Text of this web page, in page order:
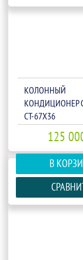
КОЛОННЫЙ
КОНДИЦИОНЕР
CT-67X36
125
В